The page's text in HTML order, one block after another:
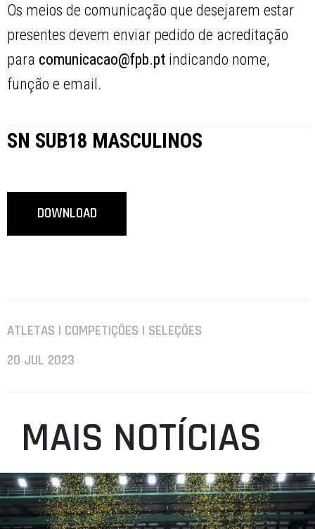
Os meios de comunicação que desejarem estar
presentes devem enviar pedido de acreditação
para comunicacao@fpb.pt indicando nome,
função e email.
SN SUB18 MASCULINOS
DOWNLOAD
ATLETAS | COMPETIÇÕES | SELEÇÕES
20 JUL 2023
MAIS NOTÍCIAS